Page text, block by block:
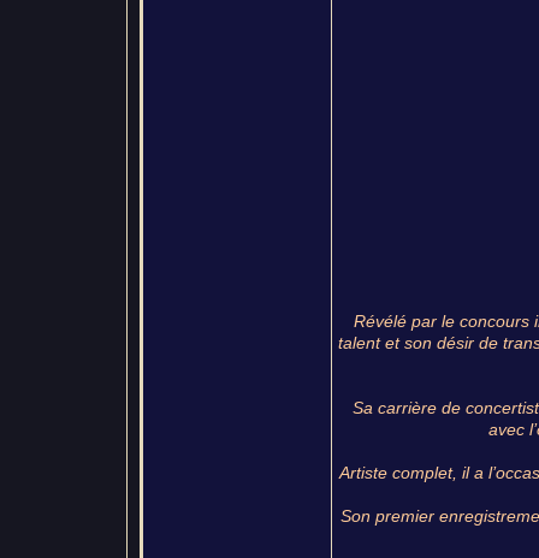
Révélé par le concours
talent et son désir de
Sa carrière de
avec
Artiste complet, il a
Son premier